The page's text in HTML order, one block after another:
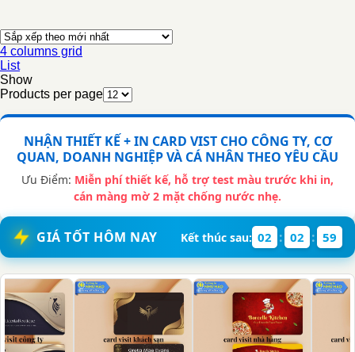
4 columns grid
List
Show
Products per page
NHẬN THIẾT KẾ + IN CARD VIST CHO CÔNG TY, CƠ
QUAN, DOANH NGHIỆP VÀ CÁ NHÂN THEO YÊU CẦU
Ưu Điểm: Miễn phí thiết kế, hỗ trợ test màu trước khi in,
cán màng mờ 2 mặt chống nước nhẹ.
GIÁ TỐT HÔM NAY Kết thúc sau: 02 : 02 : 55